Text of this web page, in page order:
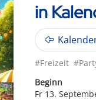
in
#Freizeit
Beginn
Fr 13.